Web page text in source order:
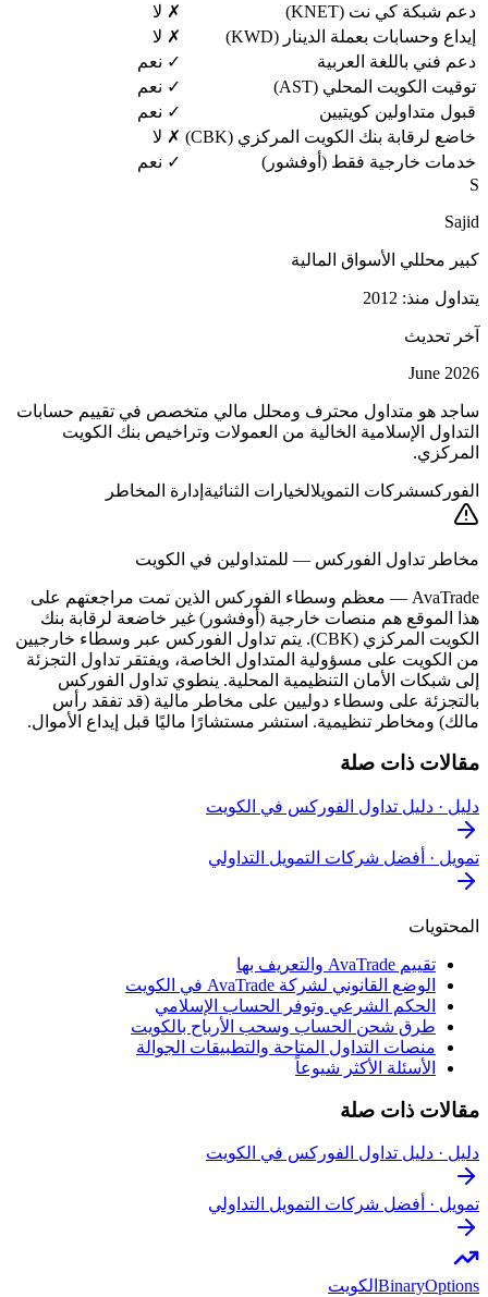
دعم شبكة كي نت (KNET)
✗ لا
إيداع وحسابات بعملة الدينار (KWD)
✗ لا
دعم فني باللغة العربية
✓ نعم
توقيت الكويت المحلي (AST)
✓ نعم
قبول متداولين كويتيين
✓ نعم
خاضع لرقابة بنك الكويت المركزي (CBK)
✗ لا
خدمات خارجية فقط (أوفشور)
✓ نعم
S
Sajid
كبير محللي الأسواق المالية
يتداول منذ: 2012
آخر تحديث
June 2026
ساجد هو متداول محترف ومحلل مالي متخصص في تقييم حسابات
التداول الإسلامية الخالية من العمولات وتراخيص بنك الكويت
المركزي.
الفوركسشركات التمويلالخيارات الثنائية إدارة المخاطر
مخاطر تداول الفوركس — للمتداولين في الكويت
AvaTrade
— معظم وسطاء الفوركس الذين تمت مراجعتهم على
هذا الموقع هم منصات خارجية (أوفشور) غير خاضعة لرقابة بنك
الكويت المركزي (CBK). يتم تداول الفوركس عبر وسطاء خارجيين
من الكويت على مسؤولية المتداول الخاصة، ويفتقر تداول التجزئة
إلى شبكات الأمان التنظيمية المحلية. ينطوي تداول الفوركس
بالتجزئة على وسطاء دوليين على مخاطر مالية (قد تفقد رأس
مالك) ومخاطر تنظيمية. استشر مستشارًا ماليًا قبل إيداع الأموال.
مقالات ذات صلة
دليل · دليل تداول الفوركس في الكويت
تمويل · أفضل شركات التمويل التداولي
المحتويات
تقييم AvaTrade والتعريف بها
الوضع القانوني لشركة AvaTrade في الكويت
الحكم الشرعي وتوفر الحساب الإسلامي
طرق شحن الحساب وسحب الأرباح بالكويت
منصات التداول المتاحة والتطبيقات الجوالة
الأسئلة الأكثر شيوعاً
مقالات ذات صلة
دليل · دليل تداول الفوركس في الكويت
تمويل · أفضل شركات التمويل التداولي
BinaryOptions الكويت